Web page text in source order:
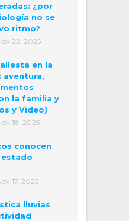
¿por
no se
ritmo?
22, 2025
en la
aventura,
la familia y
y Video)
18, 2025
conocen
17, 2025
lluvias